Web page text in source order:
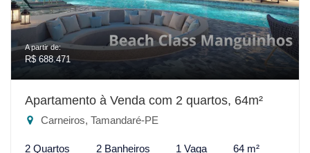
A partir de:
R$ 688.471
Apartamento à Venda com 2 quartos, 64m²
Carneiros, Tamandaré-PE
2 Quartos 2 Banheiros 1 Vaga 64 m²